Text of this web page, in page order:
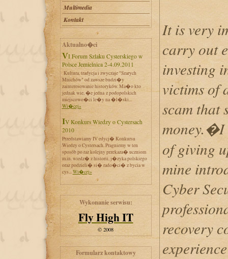
Multimedia
Kontakt
Aktualno�ci
VI Forum Szlaku Cysterskiego w
Polsce Jemielnica 2-4.09.2011
Kultura, tradycja i zwyczaje "Szarych
Mnichów" od zawsze budzi�y
zainteresowanie historyków. Ma�o kto
jednak wie, �e jedna z podopolskich
miejscowo�ci le�y na �l�ski...
Wi�cej»
IV Konkurs Wiedzy o Cystersach
2010
Przedstawiamy IV edycj� Konkursu
Wiedzy o Cystersach. Pragniemy w ten
sposób po raz kolejny przekaza� uczniom
m.in. wiedz� z historii, j�zyka polskiego
oraz podzieli� si� rado�ci� z bycia w
cys...Wi�cej»
Wykonanie serwisu:
Fly High IT
© 2008
Formularz kontaktowy
It is very
carry out
investing
victims of
scam that
money.�I
of giving
mine
Cyber
recovery